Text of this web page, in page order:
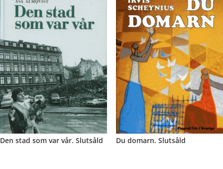
Den stad som var vår. Slutsåld Du domarn. Slutsåld